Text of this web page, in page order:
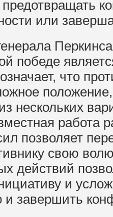
или
победе
что
нескольких
работа
позволяет
свою
действий
и
и завершить